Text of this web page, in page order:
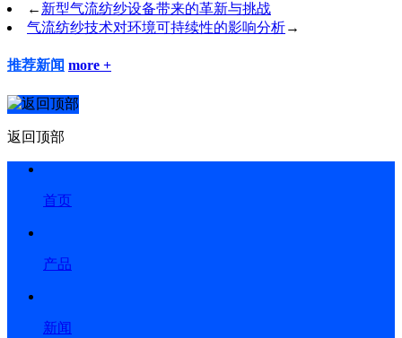
← 新型气流纺纱设备带来的革新与挑战
气流纺纱技术对环境可持续性的影响分析→
推荐新闻 more +
返回顶部
首页
产品
新闻